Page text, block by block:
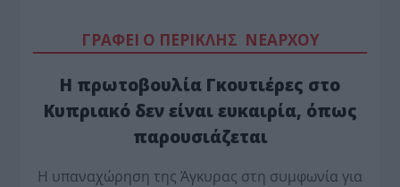
ΓΡΑΦΕΙ Ο ΠΕΡΙΚΛΗΣ ΝΕΑΡΧΟΥ
Η πρωτοβουλία Γκουτιέρες στο
Κυπριακό δεν είναι ευκαιρία, όπως
παρουσιάζεται
Η υπαναχώρηση της Άγκυρας στη συμφωνία για